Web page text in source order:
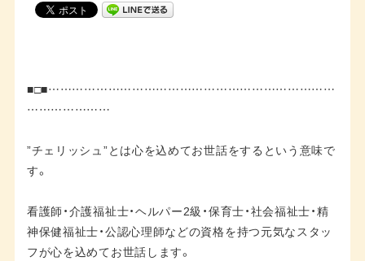
■□■………………………………………………………………
…………………
”チェリッシュ”とは心を込めてお世話をするという意味で
す。
看護師・介護福祉士・ヘルパー2級・保育士・社会福祉士・精
神保健福祉士・公認心理師などの資格を持つ元気なスタッ
フが心を込めてお世話します。